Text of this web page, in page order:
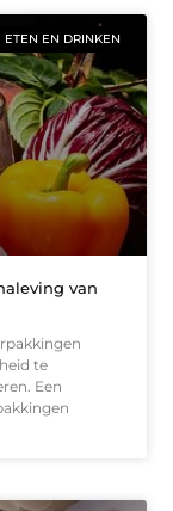
ETEN EN DRINKEN
van
te
Een